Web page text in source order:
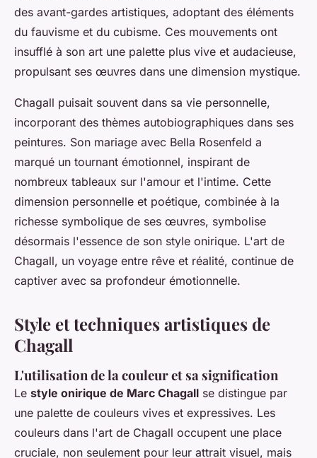
des avant-gardes artistiques, adoptant des éléments
du fauvisme et du cubisme. Ces mouvements ont
insufflé à son art une palette plus vive et audacieuse,
propulsant ses œuvres dans une dimension mystique.
Chagall puisait souvent dans sa vie personnelle,
incorporant des thèmes autobiographiques dans ses
peintures. Son mariage avec Bella Rosenfeld a
marqué un tournant émotionnel, inspirant de
nombreux tableaux sur l'amour et l'intime. Cette
dimension personnelle et poétique, combinée à la
richesse symbolique de ses œuvres, symbolise
désormais l'essence de son style onirique. L'art de
Chagall, un voyage entre rêve et réalité, continue de
captiver avec sa profondeur émotionnelle.
Style et techniques artistiques de
Chagall
L'utilisation de la couleur et sa signification
Le style onirique de Marc Chagall se distingue par
une palette de couleurs vives et expressives. Les
couleurs dans l'art de Chagall occupent une place
cruciale, non seulement pour leur attrait visuel, mais